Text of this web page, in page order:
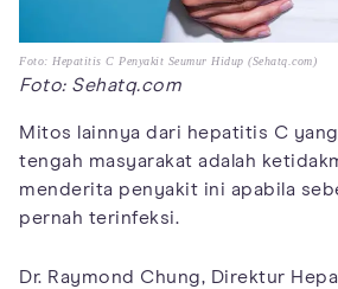
Foto: Hepatitis C Penyakit Seumur Hidup (Sehatq.com)
Foto: Sehatq.com
Mitos lainnya dari hepatitis C
tengah masyarakat adalah
menderita penyakit ini apabila
pernah terinfeksi.
Dr. Raymond Chung, Direktur